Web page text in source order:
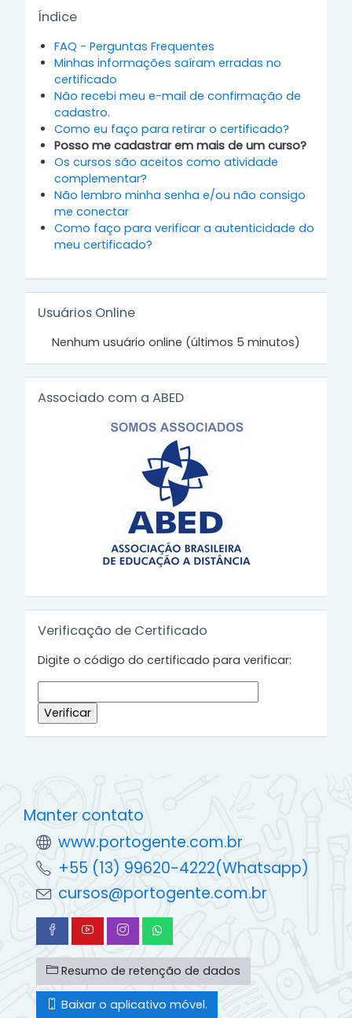
Índice
FAQ - Perguntas Frequentes
Minhas informações saíram erradas no
certificado
Não recebi meu e-mail de confirmação de
cadastro.
Como eu faço para retirar o certificado?
Posso me cadastrar em mais de um curso?
Os cursos são aceitos como atividade
complementar?
Não lembro minha senha e/ou não consigo
me conectar
Como faço para verificar a autenticidade do
meu certificado?
Usuários Online
Nenhum usuário online (últimos 5 minutos)
Associado com a ABED
Verificação de Certificado
Digite o código do certificado para verificar:
Manter contato
www.portogente.com.br
+55 (13) 99620-4222(Whatsapp)
cursos@portogente.com.br
Resumo de retenção de dados
Baixar o aplicativo móvel.